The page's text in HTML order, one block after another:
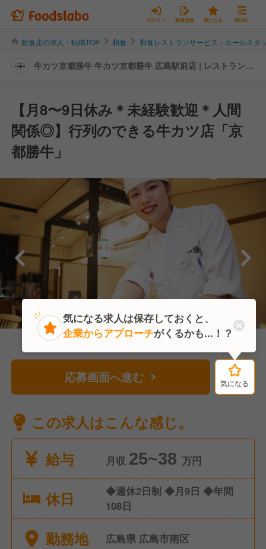
ログイン 新規登録 気になる MENU
飲食店の求人・転職TOP 和食 和食レストランサービス・ホールスタ
牛カツ京都勝牛 牛カツ京都勝牛 広島駅前店 | レストランサ
【月8〜9日休み＊未経験歓迎＊人間
関係◎】行列のできる牛カツ店「京
都勝牛」
応募画面へ進む 気になる
この求人はこんな感じ。
給与
月収 25~38 万円
休日
◆週休2日制 ◆月9日 ◆年間
108日
勤務地 広島県 広島市南区
気になる
気になる求人は保存しておくと、
企業からアプローチがくるかも...！？